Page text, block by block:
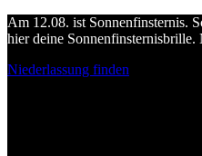
Am 12.08. ist Sonnenfinsternis.
hier deine Sonnenfinsternisbrille.
Niederlassung finden